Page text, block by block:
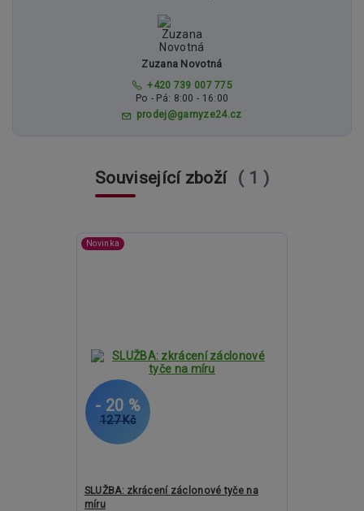
Zuzana Novotná
+420 739 007 775
Po - Pá: 8:00 - 16:00
prodej@garnyze24.cz
Související zboží 1
Novinka
127 Kč
- 20 %
SLUŽBA: zkrácení záclonové tyče na
míru